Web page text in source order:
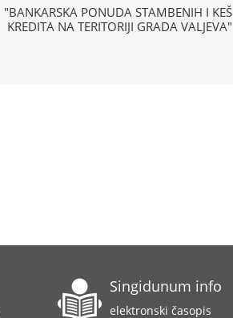
"BANKARSKA PONUDA STAMBENIH I KEŠ
KREDITA NA TERITORIJI GRADA VALJEVA"
Singidunum info
elektronski časopis